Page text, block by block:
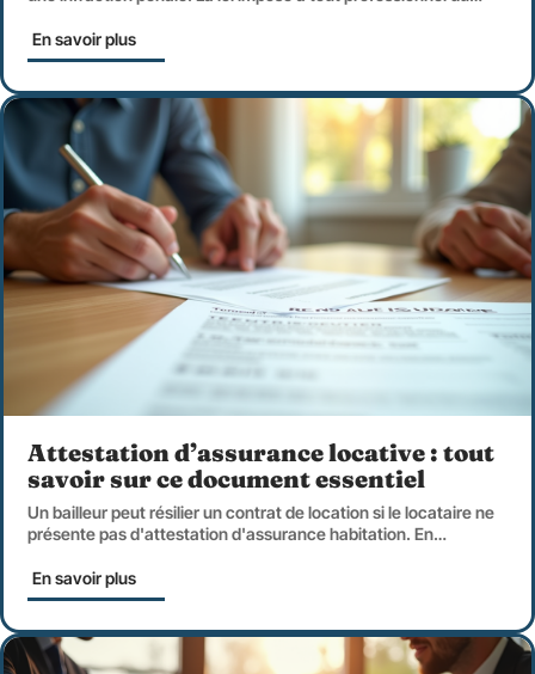
En savoir plus
Attestation d’assurance locative : tout
savoir sur ce document essentiel
Un bailleur peut résilier un contrat de location si le locataire ne
présente pas d'attestation d'assurance habitation. En…
En savoir plus